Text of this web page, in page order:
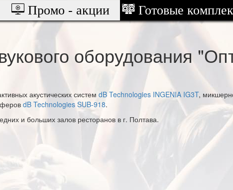
Промо - акции Готовые
оборудования
акустических систем dB Technologies INGENIA IG3T,
dB Technologies SUB-918.
и больших залов ресторанов в г. Полтава.